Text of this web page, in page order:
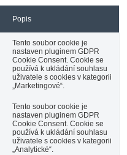
Popis
Tento soubor cookie je
nastaven pluginem GDPR
Cookie Consent. Cookie se
používá k ukládání souhlasu
uživatele s cookies v kategorii
„Marketingové“.
Tento soubor cookie je
nastaven pluginem GDPR
Cookie Consent. Cookie se
používá k ukládání souhlasu
uživatele s cookies v kategorii
„Analytické“.